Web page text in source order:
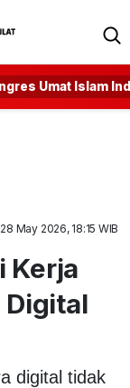
Umat Islam
May 2026, 18:15 WIB
Kerja
Digital
digital tidak